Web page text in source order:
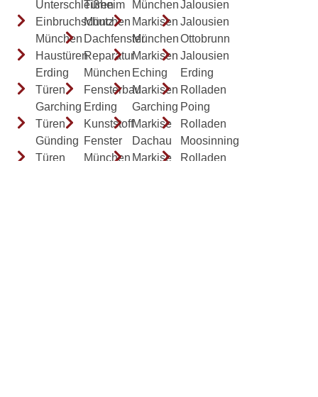
Unterschleißheim
Einbruchschutz
München
Haustüren
Erding
Türen
Garching
Türen
Günding
Türen
Türen
München
Dachfenster
Reparatur
München
Fensterbau
Erding
Kunststoff
Fenster
München
München
Markisen
München
Markisen
Eching
Markisen
Garching
Markise
Dachau
Markise
Jalousien
Jalousien
Ottobrunn
Jalousien
Erding
Rolladen
Poing
Rolladen
Moosinning
Rolladen